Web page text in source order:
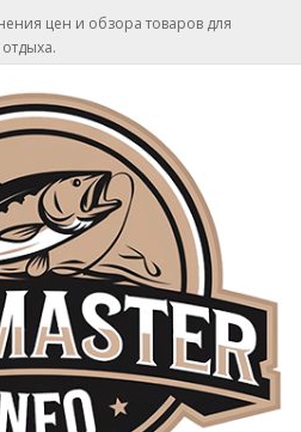
цен и обзора товаров для